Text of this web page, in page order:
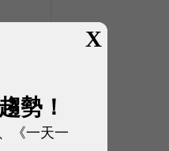
X
勢！
《一天一